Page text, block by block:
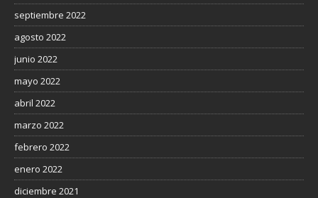
septiembre 2022
agosto 2022
junio 2022
mayo 2022
abril 2022
marzo 2022
febrero 2022
enero 2022
diciembre 2021